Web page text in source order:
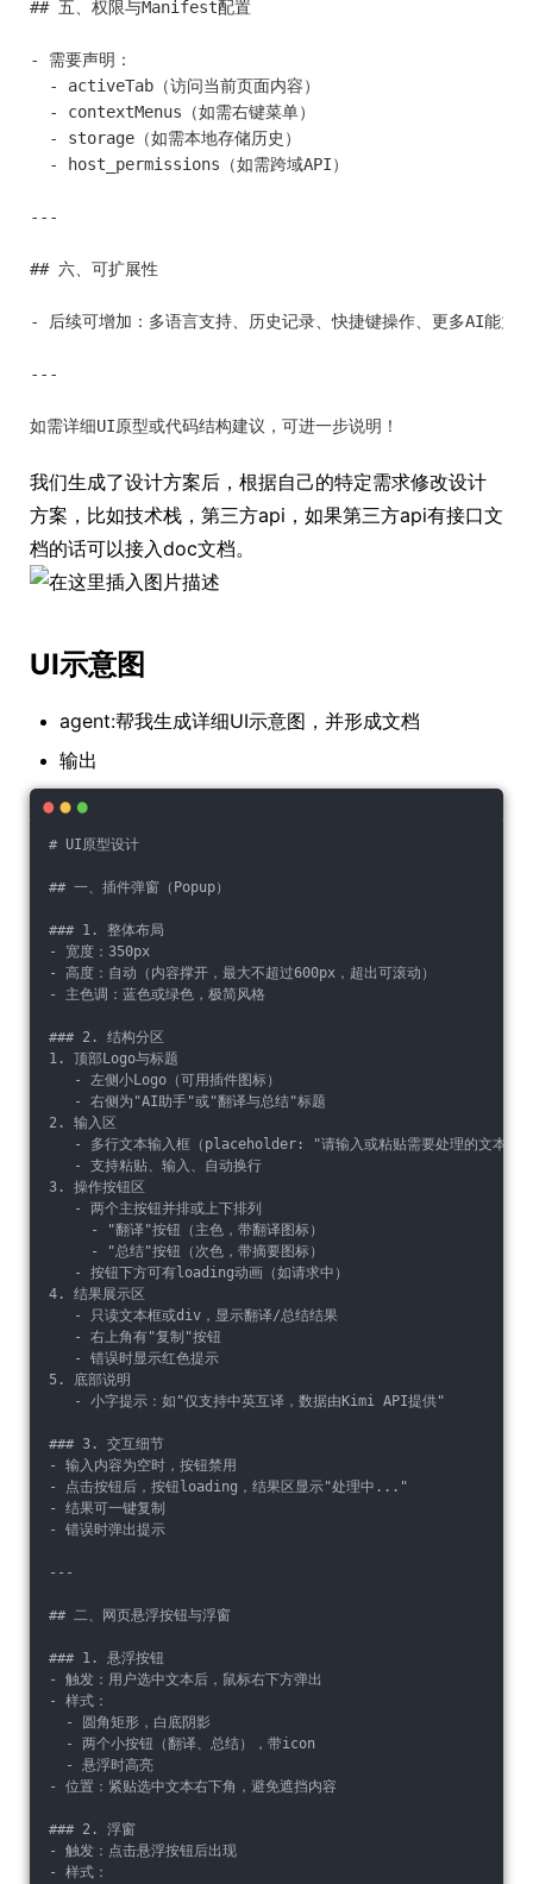
## 五、权限与Manifest配置
- 需要声明：
  - activeTab（访问当前页面内容）
  - contextMenus（如需右键菜单）
  - storage（如需本地存储历史）
  - host_permissions（如需跨域API）
---
## 六、可扩展性
- 后续可增加：多语言支持、历史记录、快捷键操作、更多AI能力
---
我们生成了设计方案后，根据自己的特定需求修改设计
方案，比如技术栈，第三方api，如果第三方api有接口文
档的话可以接入doc文档。
UI示意图
agent:帮我生成详细UI示意图，并形成文档
输出
# UI原型设计
## 一、插件弹窗（Popup）
### 1. 整体布局
- 宽度：350px
- 高度：自动（内容撑开，最大不超过600px，超出可滚动）
- 主色调：蓝色或绿色，极简风格
### 2. 结构分区
1. 顶部Logo与标题
- 左侧小Logo（可用插件图标）
- 右侧为"AI助手"或"翻译与总结"标题
2. 输入区
- 多行文本输入框（placeholder: "请输入或粘贴需要处理的文本
- 支持粘贴、输入、自动换行
3. 操作按钮区
- 两个主按钮并排或上下排列
- "翻译"按钮（主色，带翻译图标）
- "总结"按钮（次色，带摘要图标）
- 按钮下方可有loading动画（如请求中）
4. 结果展示区
- 只读文本框或div，显示翻译/总结结果
- 右上角有"复制"按钮
- 错误时显示红色提示
5. 底部说明
- 小字提示：如"仅支持中英互译，数据由Kimi API提供"
### 3. 交互细节
- 输入内容为空时，按钮禁用
- 点击按钮后，按钮loading，结果区显示"处理中..."
- 结果可一键复制
- 错误时弹出提示
---
## 二、网页悬浮按钮与浮窗
### 1. 悬浮按钮
- 触发：用户选中文本后，鼠标右下方弹出
- 样式：
- 圆角矩形，白底阴影
- 两个小按钮（翻译、总结），带icon
- 悬浮时高亮
- 位置：紧贴选中文本右下角，避免遮挡内容
### 2. 浮窗
- 触发：点击悬浮按钮后出现
- 样式：